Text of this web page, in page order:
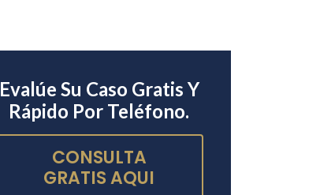
Evalúe Su Caso Gratis Y
Rápido Por Teléfono.
CONSULTA
GRATIS AQUI